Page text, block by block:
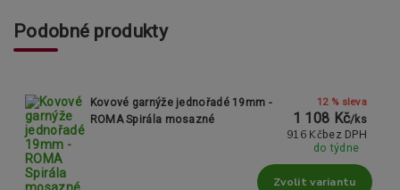
Podobné produkty
Kovové garnýže jednořadé 19mm -
ROMA Spirála mosazné
12 % sleva
1 108 Kč/ks
916 Kč bez DPH
do týdne
Zvolit variantu